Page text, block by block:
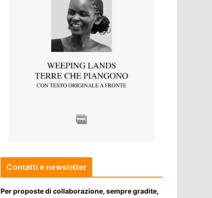
Contatti e newsletter
Per proposte di collaborazione, sempre gradite,